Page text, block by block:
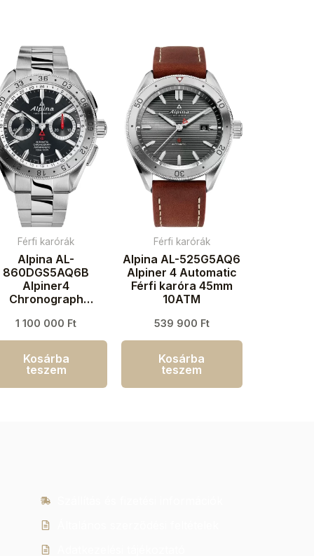
Férfi karórák
Alpina AL-
860DGS5AQ6B
Alpiner4
Chronograph
45mm 10ATM
1 100 000 Ft
Kosárba
teszem
Férfi karórák
Alpina AL-525G5AQ6
Alpiner 4 Automatic
Férfi karóra 45mm
10ATM
539 900 Ft
Kosárba
teszem